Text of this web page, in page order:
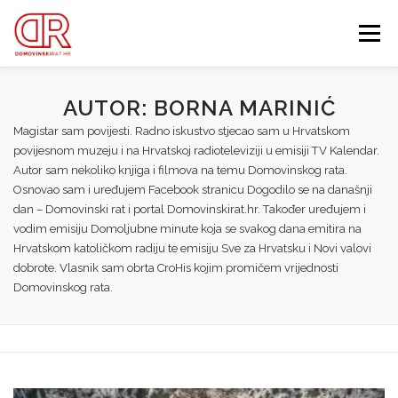
sadržaj
Izbornik
EDUKACIJA WEBSHOP GDJE SI BIO ’91?
IZDVOJENE KATEGORIJE O MENI MEMBERSHIP
Search for:
Search Button
AUTOR: BORNA MARINIĆ
Magistar sam povijesti. Radno iskustvo stjecao sam u Hrvatskom
povijesnom muzeju i na Hrvatskoj radioteleviziji u emisiji TV Kalendar.
Autor sam nekoliko knjiga i filmova na temu Domovinskog rata.
Osnovao sam i uređujem Facebook stranicu Dogodilo se na današnji
dan – Domovinski rat i portal Domovinskirat.hr. Također uređujem i
vodim emisiju Domoljubne minute koja se svakog dana emitira na
Hrvatskom katoličkom radiju te emisiju Sve za Hrvatsku i Novi valovi
dobrote. Vlasnik sam obrta CroHis kojim promičem vrijednosti
Domovinskog rata.